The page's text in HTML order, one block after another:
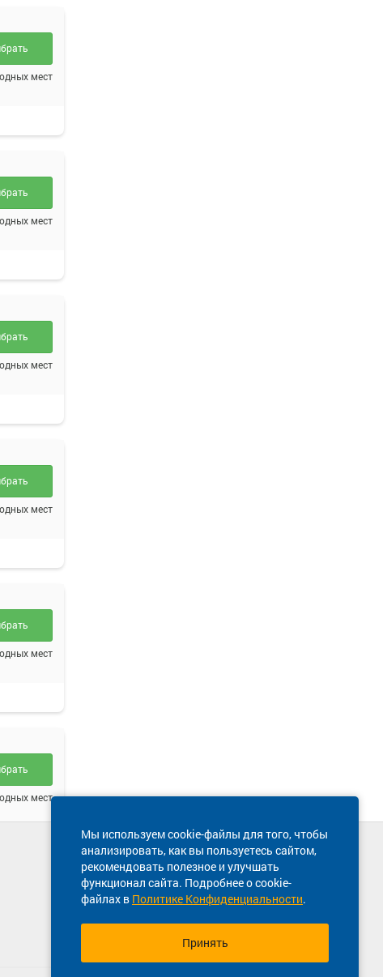
мест
мест
мест
мест
мест
мест
Мы используем cookie-файлы для того, чтобы
анализировать, как вы пользуетесь сайтом,
рекомендовать полезное и улучшать
функционал сайта. Подробнее о cookie-
файлах в Политике Конфиденциальности.
Принять
Техническая поддержка сайта
8 800 600-03-38